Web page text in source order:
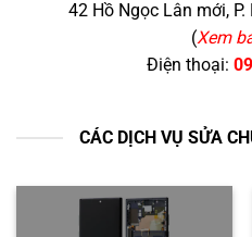
42 Hồ Ngọc Lân mới, P.
(Xem
Điện thoại:
CÁC DỊCH VỤ SỬA